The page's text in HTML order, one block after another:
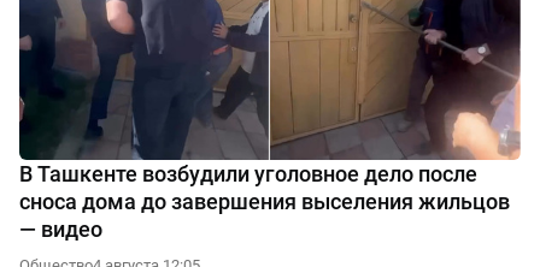
В Ташкенте возбудили уголовное дело после
сноса дома до завершения выселения жильцов
— видео